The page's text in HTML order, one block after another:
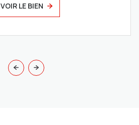
VOIR LE BIEN